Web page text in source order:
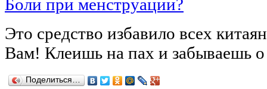
Боли при менструации?
Это средство избавило всех
Вам! Клеишь на пах и забываешь
Поделиться…